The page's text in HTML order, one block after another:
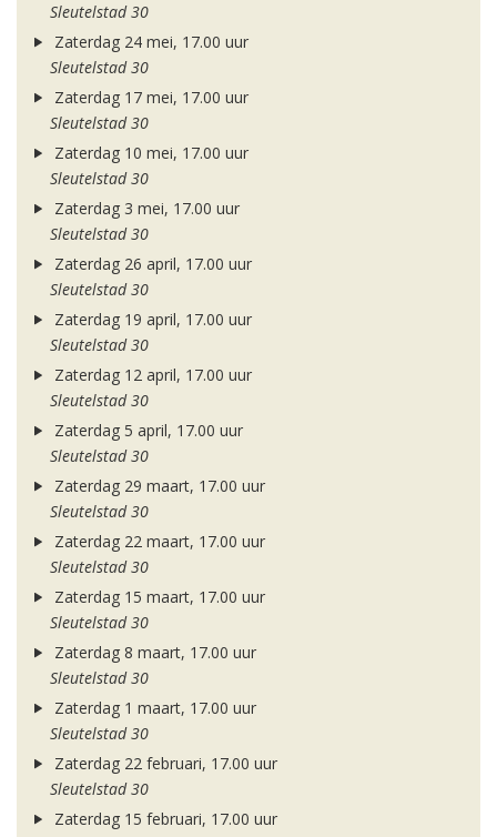
Sleutelstad 30
Zaterdag 24 mei, 17.00 uur
Sleutelstad 30
Zaterdag 17 mei, 17.00 uur
Sleutelstad 30
Zaterdag 10 mei, 17.00 uur
Sleutelstad 30
Zaterdag 3 mei, 17.00 uur
Sleutelstad 30
Zaterdag 26 april, 17.00 uur
Sleutelstad 30
Zaterdag 19 april, 17.00 uur
Sleutelstad 30
Zaterdag 12 april, 17.00 uur
Sleutelstad 30
Zaterdag 5 april, 17.00 uur
Sleutelstad 30
Zaterdag 29 maart, 17.00 uur
Sleutelstad 30
Zaterdag 22 maart, 17.00 uur
Sleutelstad 30
Zaterdag 15 maart, 17.00 uur
Sleutelstad 30
Zaterdag 8 maart, 17.00 uur
Sleutelstad 30
Zaterdag 1 maart, 17.00 uur
Sleutelstad 30
Zaterdag 22 februari, 17.00 uur
Sleutelstad 30
Zaterdag 15 februari, 17.00 uur